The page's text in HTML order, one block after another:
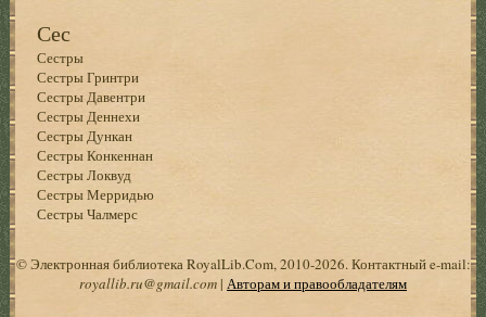
Сес
Сестры
Сестры Гринтри
Сестры Давентри
Сестры Деннехи
Сестры Дункан
Сестры Конкеннан
Сестры Локвуд
Сестры Мерридью
Сестры Чалмерс
© Электронная библиотека RoyalLib.Com, 2010-2026. Контактный e-mail:
royallib.ru@gmail.com | Авторам и правообладателям